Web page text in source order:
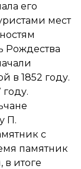
его
мест
Рождества
в 1852 году.
П.
с
памятник
в итоге